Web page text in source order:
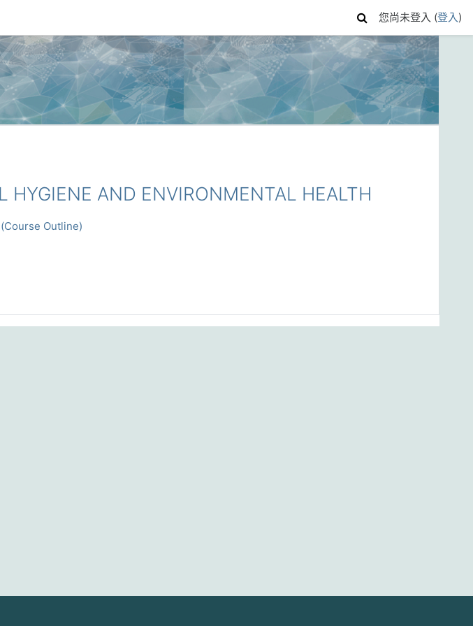
您尚未登入 (登入)
HYGIENE AND ENVIRONMENTAL HEALTH
Outline)